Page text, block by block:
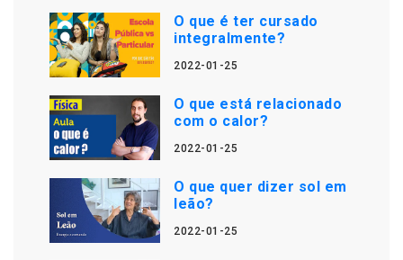
O que é ter cursado
integralmente?
2022-01-25
O que está relacionado
com o calor?
2022-01-25
O que quer dizer sol em
leão?
2022-01-25